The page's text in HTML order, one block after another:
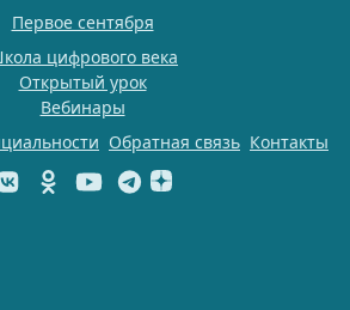
Первое сентября
цифрового века
Открытый урок
Вебинары
Обратная связь Контакты